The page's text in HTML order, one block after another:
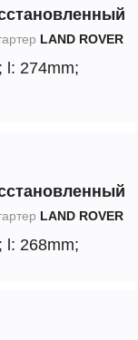
LAND ROVER
l: 274mm;
LAND ROVER
l: 268mm;